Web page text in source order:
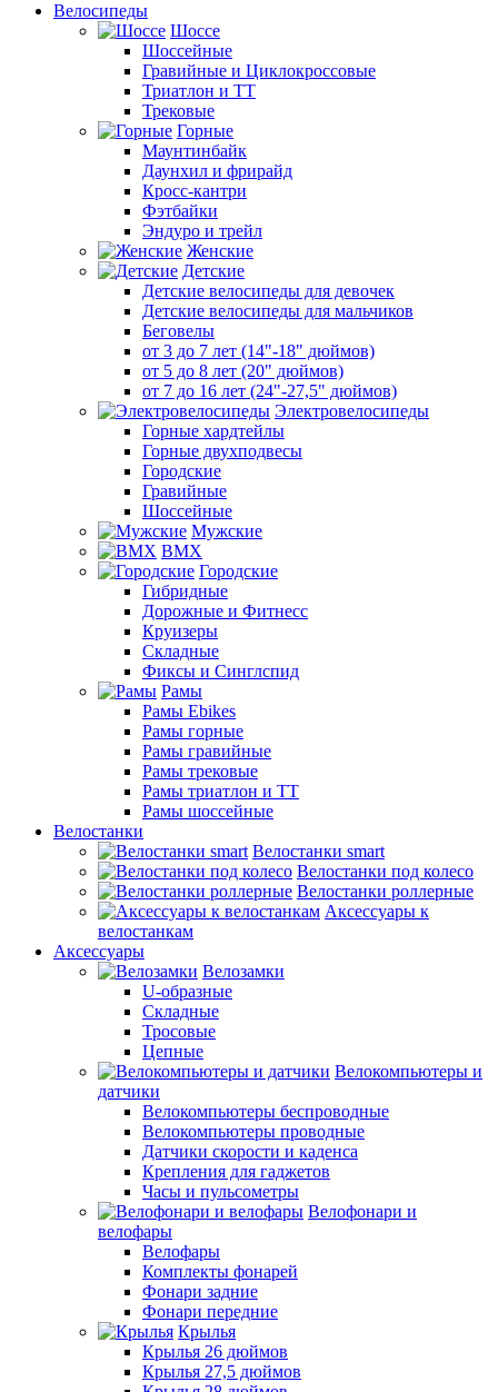
Велосипеды
Шоссе
Шоссейные
Гравийные и Циклокроссовые
Триатлон и ТТ
Трековые
Горные
Маунтинбайк
Даунхил и фрирайд
Кросс-кантри
Фэтбайки
Эндуро и трейл
Женские
Детские
Детские велосипеды для девочек
Детские велосипеды для мальчиков
Беговелы
от 3 до 7 лет (14"-18" дюймов)
от 5 до 8 лет (20" дюймов)
от 7 до 16 лет (24"-27,5" дюймов)
Электровелосипеды
Горные хардтейлы
Горные двухподвесы
Городские
Гравийные
Шоссейные
Мужские
BMX
Городские
Гибридные
Дорожные и Фитнесс
Круизеры
Складные
Фиксы и Синглспид
Рамы
Рамы Ebikes
Рамы горные
Рамы гравийные
Рамы трековые
Рамы триатлон и ТТ
Рамы шоссейные
Велостанки
Велостанки smart
Велостанки под колесо
Велостанки роллерные
Аксессуары к
велостанкам
Аксессуары
Велозамки
U-образные
Складные
Тросовые
Цепные
Велокомпьютеры и
датчики
Велокомпьютеры беспроводные
Велокомпьютеры проводные
Датчики скорости и каденса
Крепления для гаджетов
Часы и пульсометры
Велофонари и
велофары
Велофары
Комплекты фонарей
Фонари задние
Фонари передние
Крылья
Крылья 26 дюймов
Крылья 27,5 дюймов